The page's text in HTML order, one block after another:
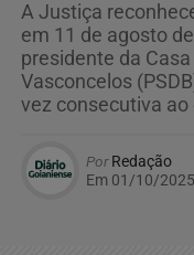
A Justiça
em 11 de agosto
presidente da
Vasconcelos
vez consecutiva ao
PorRedação
Em 01/10/